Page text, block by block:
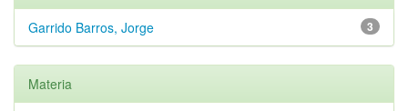
3
Garrido Barros, Jorge
Materia